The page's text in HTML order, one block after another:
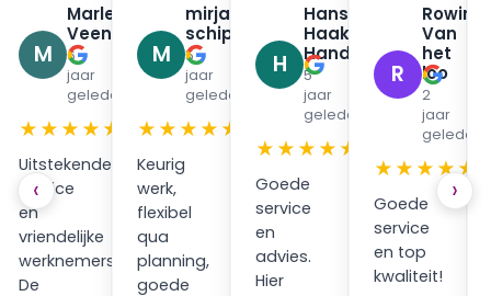
M
Marleen
Veenendaal
✓
6
jaar
geleden
★★★★★
Uitstekende
service
en
vriendelijke
werknemers.
De
M
mirjam
schippers
5
jaar
geleden
★★★★★
Keurig
werk,
flexibel
qua
planning,
goede
H
Hans
Haak
Handpan
5
jaar
geleden
★★★★★
Goede
service
en
advies.
Hier
R
Rowin
Van
het
loo
2
jaar
geleden
★★★★★
Goede
service
en top
kwaliteit!
‹ ›